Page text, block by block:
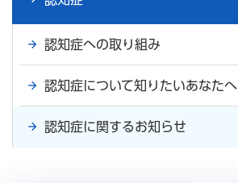
認知症への取り組み
認知症について知りたいあなたへ
認知症に関するお知らせ